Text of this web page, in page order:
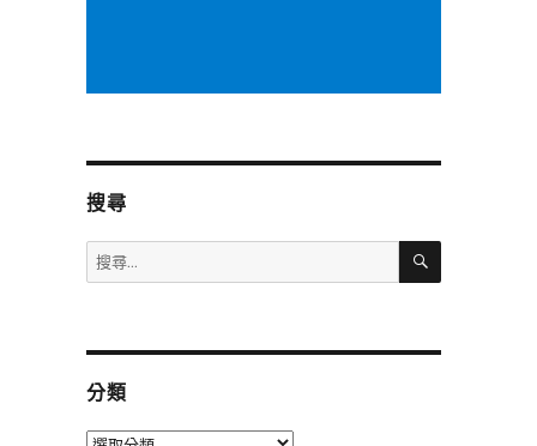
搜尋
搜
尋
字:
搜
分類
分